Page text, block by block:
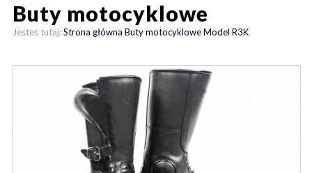
Buty motocyklowe
Jesteś tutaj:Strona główna Buty motocykloweModel R3K